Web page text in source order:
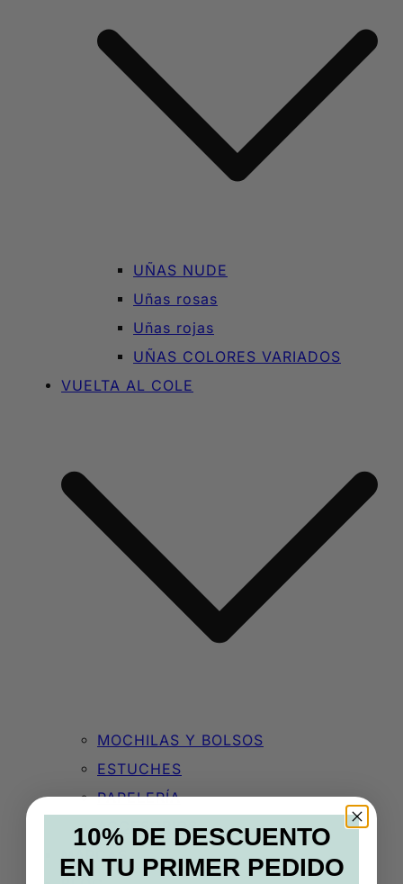
UÑAS NUDE
Uñas rosas
Uñas rojas
UÑAS COLORES VARIADOS
VUELTA AL COLE
MOCHILAS Y BOLSOS
ESTUCHES
PAPELERÍA
ACCESORIOS
MARCAS
10% DE DESCUENTO
EN TU PRIMER PEDIDO